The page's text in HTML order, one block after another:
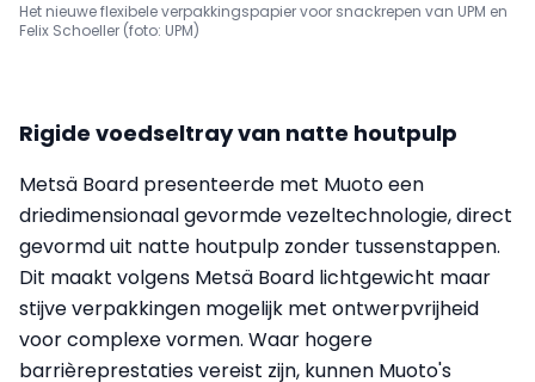
Het nieuwe flexibele verpakkingspapier voor snackrepen van UPM en
Felix Schoeller (foto: UPM)
Rigide voedseltray van natte houtpulp
Metsä Board presenteerde met Muoto een
driedimensionaal gevormde vezeltechnologie, direct
gevormd uit natte houtpulp zonder tussenstappen.
Dit maakt volgens Metsä Board lichtgewicht maar
stijve verpakkingen mogelijk met ontwerpvrijheid
voor complexe vormen. Waar hogere
barrièreprestaties vereist zijn, kunnen Muoto's